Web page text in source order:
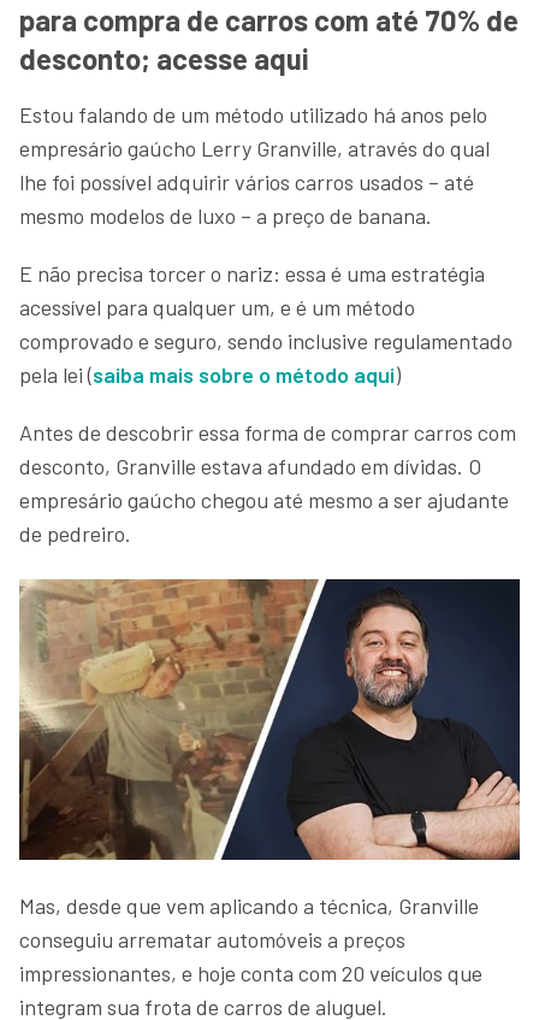
para compra de carros com até 70% de
desconto; acesse aqui
Estou falando de um método utilizado há anos pelo
empresário gaúcho Lerry Granville, através do qual
lhe foi possível adquirir vários carros usados – até
mesmo modelos de luxo – a preço de banana.
E não precisa torcer o nariz: essa é uma estratégia
acessível para qualquer um, e é um método
comprovado e seguro, sendo inclusive regulamentado
pela lei (saiba mais sobre o método aqui)
Antes de descobrir essa forma de comprar carros com
desconto, Granville estava afundado em dívidas. O
empresário gaúcho chegou até mesmo a ser ajudante
de pedreiro.
Mas, desde que vem aplicando a técnica, Granville
conseguiu arrematar automóveis a preços
impressionantes, e hoje conta com 20 veículos que
integram sua frota de carros de aluguel.